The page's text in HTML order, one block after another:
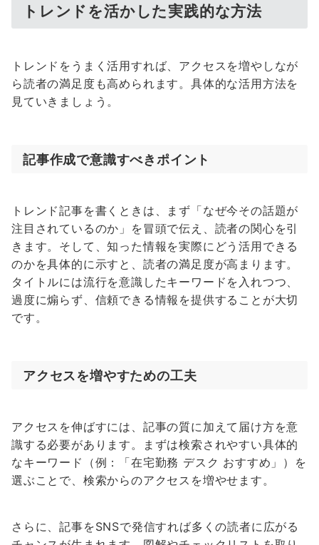
トレンドを活かした実践的な方法
トレンドをうまく活用すれば、アクセスを増やしなが
ら読者の満足度も高められます。具体的な活用方法を
見ていきましょう。
記事作成で意識すべきポイント
トレンド記事を書くときは、まず「なぜ今その話題が
注目されているのか」を冒頭で伝え、読者の関心を引
きます。そして、知った情報を実際にどう活用できる
のかを具体的に示すと、読者の満足度が高まります。
タイトルには流行を意識したキーワードを入れつつ、
過度に煽らず、信頼できる情報を提供することが大切
です。
アクセスを増やすための工夫
アクセスを伸ばすには、記事の質に加えて届け方を意
識する必要があります。まずは検索されやすい具体的
なキーワード（例：「在宅勤務 デスク おすすめ」）を
選ぶことで、検索からのアクセスを増やせます。
さらに、記事をSNSで発信すれば多くの読者に広がる